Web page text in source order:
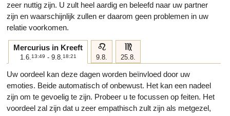
zeer nuttig zijn. U zult heel aardig en beleefd naar uw partner
zijn en waarschijnlijk zullen er daarom geen problemen in uw
relatie voorkomen.
Mercurius in Kreeft
1.6.13:49 - 9.8.18:21
e
9.8.
f
25.8.
Uw oordeel kan deze dagen worden beïnvloed door uw
emoties. Beide automatisch of onbewust. Het kan een nadeel
zijn om te gevoelig te zijn. Probeer u te focussen op feiten. Het
voordeel zal zijn dat u zeer empathisch zult zijn als metgezel,